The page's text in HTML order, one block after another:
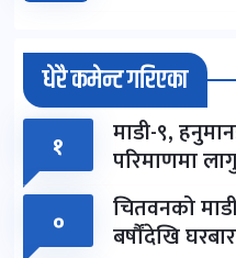
धेरै कमेन्ट गरिएका
१ माडी-९,
परिमाणमा
०
चितवनको
बर्षौंदेखि